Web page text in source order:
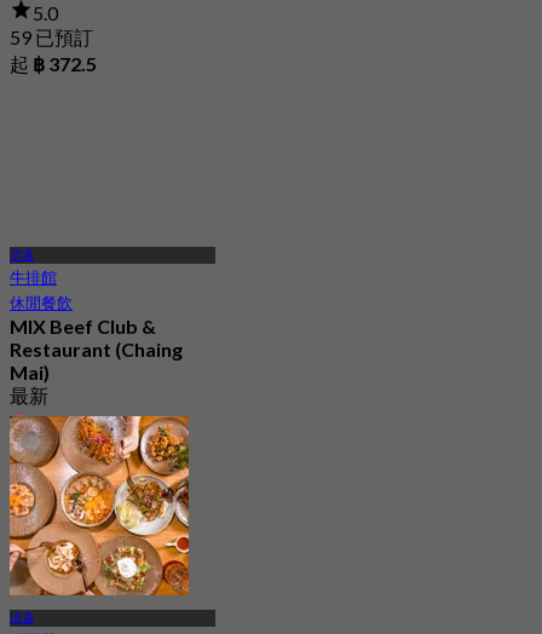
5.0
59 已預訂
起 ฿ 372.5
清邁
牛排館
休閒餐飲
MIX Beef Club &
Restaurant (Chaing
Mai)
最新
4.6
起฿ 645
清邁